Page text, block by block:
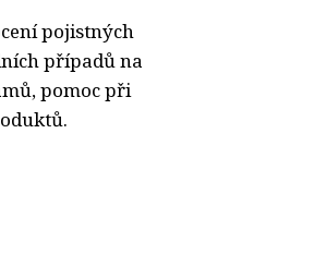
pojistných
případů na
pomoc při